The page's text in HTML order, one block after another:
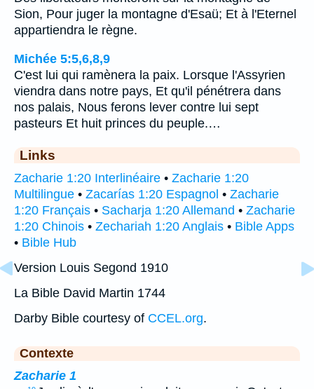
Sion, Pour juger la montagne d'Esaü; Et à l'Eternel
appartiendra le règne.
Michée 5:5,6,8,9
C'est lui qui ramènera la paix. Lorsque l'Assyrien
viendra dans notre pays, Et qu'il pénétrera dans
nos palais, Nous ferons lever contre lui sept
pasteurs Et huit princes du peuple.…
Links
Zacharie 1:20 Interlinéaire • Zacharie 1:20
Multilingue • Zacarías 1:20 Espagnol • Zacharie
1:20 Français • Sacharja 1:20 Allemand • Zacharie
1:20 Chinois • Zechariah 1:20 Anglais • Bible Apps
• Bible Hub
Version Louis Segond 1910
La Bible David Martin 1744
Darby Bible courtesy of CCEL.org.
Contexte
Zacharie 1